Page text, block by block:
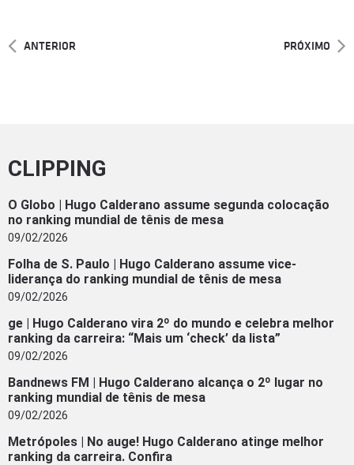
ANTERIOR PRÓXIMO
CLIPPING
O Globo | Hugo Calderano assume segunda colocação
no ranking mundial de tênis de mesa
09/02/2026
Folha de S. Paulo | Hugo Calderano assume vice-
liderança do ranking mundial de tênis de mesa
09/02/2026
ge | Hugo Calderano vira 2º do mundo e celebra melhor
ranking da carreira: “Mais um ‘check’ da lista”
09/02/2026
Bandnews FM | Hugo Calderano alcança o 2º lugar no
ranking mundial de tênis de mesa
09/02/2026
Metrópoles | No auge! Hugo Calderano atinge melhor
ranking da carreira. Confira